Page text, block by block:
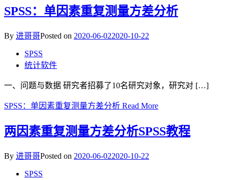
SPSS：单因素重复测量方差分析
By 进哥哥Posted on 2020-06-022020-10-22
SPSS
统计软件
一、问题与数据 研究者招募了10名研究对象，研究对 […]
SPSS：单因素重复测量方差分析 Read More
两因素重复测量方差分析SPSS教程
By 进哥哥Posted on 2020-06-022020-10-22
SPSS